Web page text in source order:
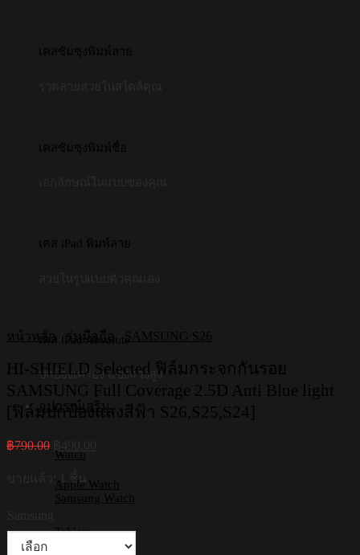
เคสซัมซุงพิมพ์ลาย
เคสซัมซุงพิมพ์ชื่อ
เคส iPad พิมพ์ลาย
เคส iPad Absolute
ปกป้องเครื่อง แข็งแรงสูง
อุปกรณ์เสริม
Watch
Apple Watch
Samsung Watch
Tablets
หน้าหลัก / รุ่นมือถือ / SAMSUNG S26
HI-SHIELD Selected ฟิล์มกระจกกันรอย
SAMSUNG Full Coverage 2.5D Anti Blue light
[ฟิล์มปกป้องแสงสีฟ้า S26,S25,S24]
฿790.00
price
฿790.00.฿490.00.
ขายแล้ว: 1 ชิ้น